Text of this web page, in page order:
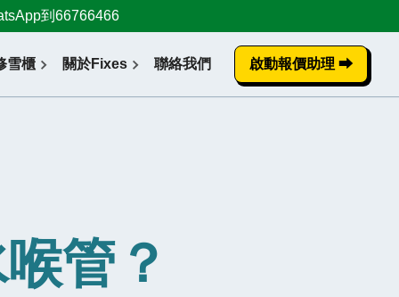
到66766466
雪櫃 關於Fixes 聯絡我們 啟動報價助理 ⮕
管？